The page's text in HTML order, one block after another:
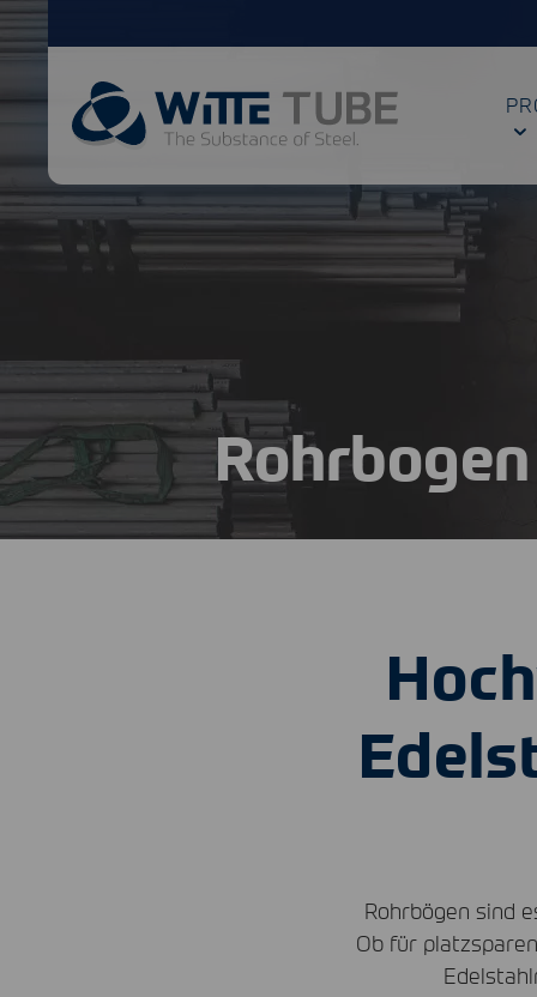
Rohrbögen sind
Ob für